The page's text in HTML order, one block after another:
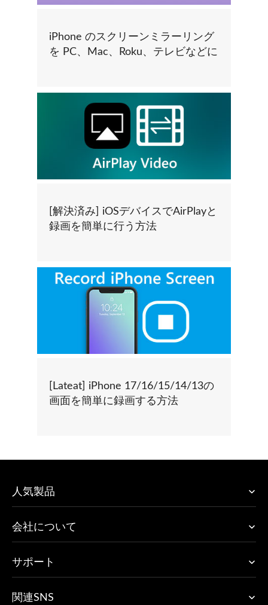
iPhone のスクリーンミラーリング
を PC、Mac、Roku、テレビなどに
[解決済み] iOSデバイスでAirPlayと
録画を簡単に行う方法
[Lateat] iPhone 17/16/15/14/13の
画面を簡単に録画する方法
人気製品
会社について
サポート
関連SNS